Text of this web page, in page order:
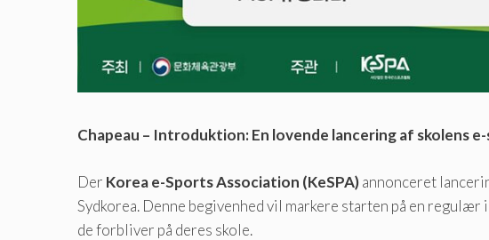
Chapeau – Introduktion: En lovende lancering af skolens
Der Korea e-Sports Association (KeSPA)annonceret
Sydkorea. Denne begivenhed vil markere starten på en
de forbliver på deres skole.